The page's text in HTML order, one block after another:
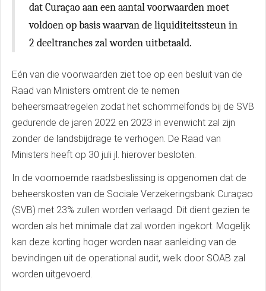
dat Curaçao aan een aantal voorwaarden moet
voldoen op basis waarvan de liquiditeitssteun in
2 deeltranches zal worden uitbetaald.
Eén van die voorwaarden ziet toe op een besluit van de
Raad van Ministers omtrent de te nemen
beheersmaatregelen zodat het schommelfonds bij de SVB
gedurende de jaren 2022 en 2023 in evenwicht zal zijn
zonder de landsbijdrage te verhogen. De Raad van
Ministers heeft op 30 juli jl. hierover besloten.
In de voornoemde raadsbeslissing is opgenomen dat de
beheerskosten van de Sociale Verzekeringsbank Curaçao
(SVB) met 23% zullen worden verlaagd. Dit dient gezien te
worden als het minimale dat zal worden ingekort. Mogelijk
kan deze korting hoger worden naar aanleiding van de
bevindingen uit de operational audit, welk door SOAB zal
worden uitgevoerd.